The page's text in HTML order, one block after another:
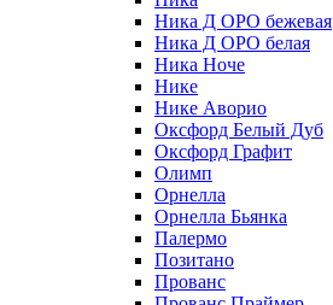
Ника Д ОРО бежевая
Ника Д ОРО белая
Ника Ноче
Нике
Нике Аворио
Оксфорд Белый Дуб
Оксфорд Графит
Олимп
Орнелла
Орнелла Бьянка
Палермо
Позитано
Прованс